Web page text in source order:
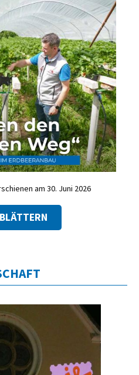
am 30. Juni 2026